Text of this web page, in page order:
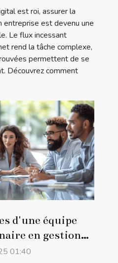
est roi, assurer la
entreprise est devenu une
Le flux incessant
rend la tâche complexe,
permettent de se
Découvrez comment
d'une équipe
en gestion
01:40